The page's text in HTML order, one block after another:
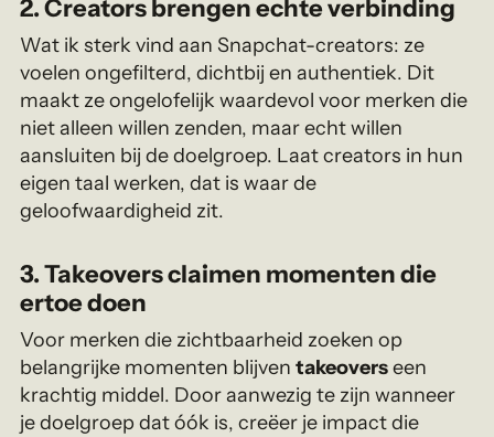
2. Creators brengen echte verbinding
Wat ik sterk vind aan Snapchat-creators: ze
voelen ongefilterd, dichtbij en authentiek. Dit
maakt ze ongelofelijk waardevol voor merken die
niet alleen willen zenden, maar echt willen
aansluiten bij de doelgroep. Laat creators in hun
eigen taal werken, dat is waar de
geloofwaardigheid zit.
3. Takeovers claimen momenten die
ertoe doen
Voor merken die zichtbaarheid zoeken op
belangrijke momenten blijventakeoverseen
krachtig middel. Door aanwezig te zijn wanneer
je doelgroep dat óók is, creëer je impact die